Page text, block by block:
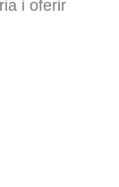
i oferir